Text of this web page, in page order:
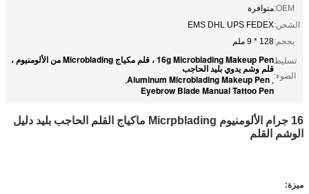
OEM: متوافرة
الشحن:EMS DHL UPS FEDEX
بحجم:128 * 9 ملم
تسليط
الضوء:
16g Microblading Makeup Pen ، قلم مكياج Microblading من الألومنيوم ،
قلم وشم يدوي بليد الحاجب
,
Aluminum Microblading Makeup Pen
,
Eyebrow Blade Manual Tattoo Pen
16 جرام الألومنيوم Micrpblading ماكياج القلم الحاجب بليد دليل
الوشم القلم
ميزة: